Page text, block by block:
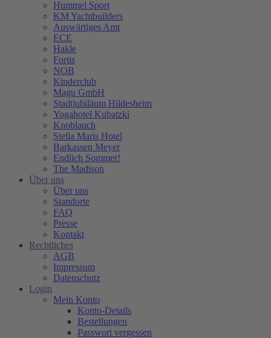
Hummel Sport
KM Yachtbuilders
Auswärtiges Amt
ECE
Hakle
Fortis
NOB
Kinderclub
Magu GmbH
Stadtjubiläum Hildesheim
Yogahotel Kubatzki
Knoblauch
Stella Maris Hotel
Barkassen Meyer
Endlich Sommer!
The Madison
Über uns
Über uns
Standorte
FAQ
Presse
Kontakt
Rechtliches
AGB
Impressum
Datenschutz
Login
Mein Konto
Konto-Details
Bestellungen
Passwort vergessen